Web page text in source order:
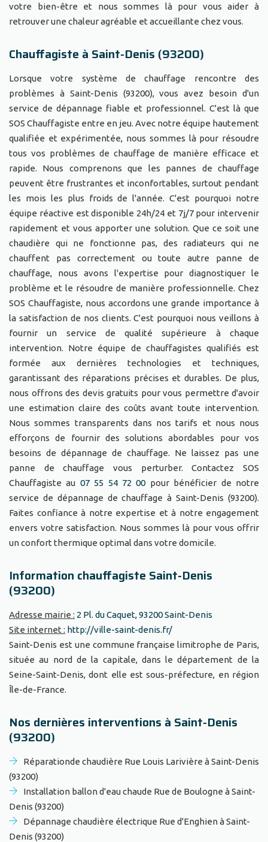
votre bien-être et nous sommes là pour vous aider à
retrouver une chaleur agréable et accueillante chez vous.
Chauffagiste à Saint-Denis (93200)
Lorsque votre système de chauffage rencontre des
problèmes à Saint-Denis (93200), vous avez besoin d'un
service de dépannage fiable et professionnel. C'est là que
SOS Chauffagiste entre en jeu. Avec notre équipe hautement
qualifiée et expérimentée, nous sommes là pour résoudre
tous vos problèmes de chauffage de manière efficace et
rapide. Nous comprenons que les pannes de chauffage
peuvent être frustrantes et inconfortables, surtout pendant
les mois les plus froids de l'année. C'est pourquoi notre
équipe réactive est disponible 24h/24 et 7j/7 pour intervenir
rapidement et vous apporter une solution. Que ce soit une
chaudière qui ne fonctionne pas, des radiateurs qui ne
chauffent pas correctement ou toute autre panne de
chauffage, nous avons l'expertise pour diagnostiquer le
problème et le résoudre de manière professionnelle. Chez
SOS Chauffagiste, nous accordons une grande importance à
la satisfaction de nos clients. C'est pourquoi nous veillons à
fournir un service de qualité supérieure à chaque
intervention. Notre équipe de chauffagistes qualifiés est
formée aux dernières technologies et techniques,
garantissant des réparations précises et durables. De plus,
nous offrons des devis gratuits pour vous permettre d'avoir
une estimation claire des coûts avant toute intervention.
Nous sommes transparents dans nos tarifs et nous nous
efforçons de fournir des solutions abordables pour vos
besoins de dépannage de chauffage. Ne laissez pas une
panne de chauffage vous perturber. Contactez SOS
Chauffagiste au 07 55 54 72 00pour bénéficier de notre
service de dépannage de chauffage à Saint-Denis (93200).
Faites confiance à notre expertise et à notre engagement
envers votre satisfaction. Nous sommes là pour vous offrir
un confort thermique optimal dans votre domicile.
Information chauffagiste Saint-Denis
(93200)
Adresse mairie : 2 Pl. du Caquet, 93200 Saint-Denis
Site internet : http://ville-saint-denis.fr/
Saint-Denis est une commune française limitrophe de Paris,
située au nord de la capitale, dans le département de la
Seine-Saint-Denis, dont elle est sous-préfecture, en région
Île-de-France.
Nos dernières interventions à Saint-Denis
(93200)
Réparationde chaudière Rue Louis Larivière à Saint-Denis
(93200)
Installation ballon d'eau chaude Rue de Boulogne à Saint-
Denis (93200)
Dépannage chaudière électrique Rue d'Enghien à Saint-
Denis (93200)